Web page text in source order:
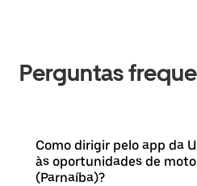
Perguntas
Como dirigir pelo app da
às oportunidades de
(Parnaíba)?